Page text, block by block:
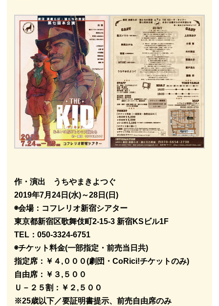
作・演出 うちやまきよつぐ
2019年7月24日(水)～28日(日)
◉会場： コフレリオ新宿シアター
東京都新宿区歌舞伎町2-15-3 新宿KSビル1F
TEL：050-3324-6751
◉チケット料金(一部指定・前売当日共)
指定席：￥４,０００(劇団・CoRici!チケットのみ)
自由席：￥３,５００
Ｕ－２５割：￥２,５００
※25歳以下／要証明書提示、前売自由席のみ